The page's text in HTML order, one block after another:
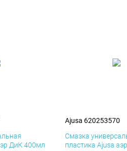
ДиК 400мл
Ajusa 620253570
Смазка
пластика Ajusa